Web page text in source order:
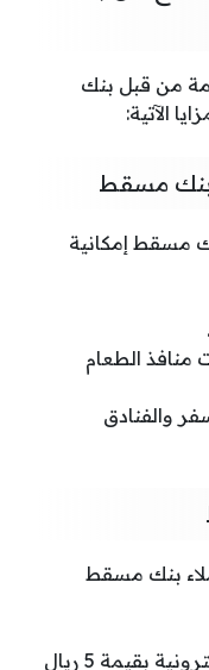
من قبل بنك
الآتية:
بنك مسقط
مسقط إمكانية
الطعام
والفنادق
بنك مسقط
يستفيد حاملها من 3 قسائم إلكترونية بقيمة 5 ريال